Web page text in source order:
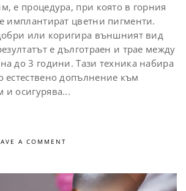
е процедура, при която в горния
имплантират цветни пигменти.
или коригира външният вид
е дълготраен и трае между
до 3 години. Тази техника набира
естествено допълнение към
и осигурява...
A COMMENT